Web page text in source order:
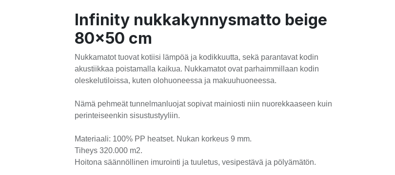
Infinity nukkakynnysmatto beige
80x50 cm
Nukkamatot tuovat kotiisi lämpöä ja kodikkuutta, sekä parantavat kodin
akustiikkaa poistamalla kaikua. Nukkamatot ovat parhaimmillaan kodin
oleskelutiloissa, kuten olohuoneessa ja makuuhuoneessa.
Nämä pehmeät tunnelmanluojat sopivat mainiosti niin nuorekkaaseen kuin
perinteiseenkin sisustustyyliin.
Materiaali: 100% PP heatset. Nukan korkeus 9 mm.
Tiheys 320.000 m2.
Hoitona säännöllinen imurointi ja tuuletus, vesipestävä ja pölyämätön.